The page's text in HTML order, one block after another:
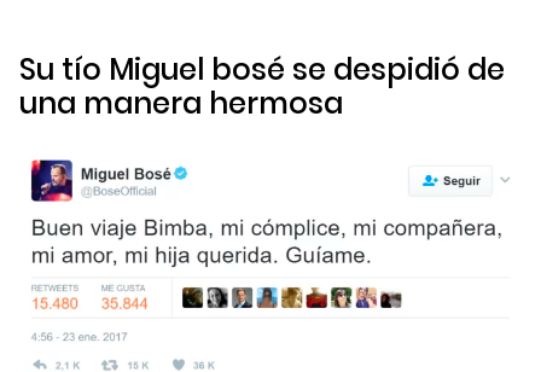
Su tío Miguel bosé se despidió de
una manera hermosa